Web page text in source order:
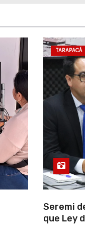
TARAPACÁ
Seremi
que Ley